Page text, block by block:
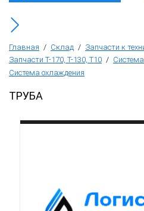
Бульдозер Б11
Бульдозер Б14
Трубоукладчики ТР12 /ТР20
Главная / Склад / Запчасти к
Запчасти Т-170, Т-130, Т10 /
Система охлаждения
ТРУБА
Горячее
предложение